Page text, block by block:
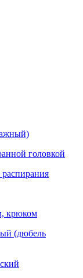
головкой
крюком
(дюбель